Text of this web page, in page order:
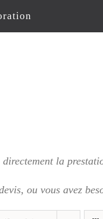
directement la
ou vousavez